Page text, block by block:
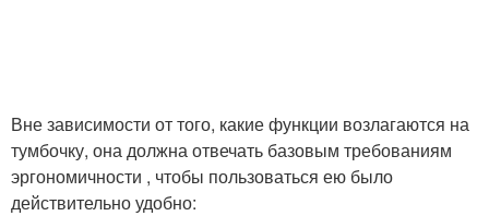
Вне зависимости от того, какие функции возлагаются на
тумбочку, она должна отвечать базовым требованиям
эргономичности , чтобы пользоваться ею было
действительно удобно: